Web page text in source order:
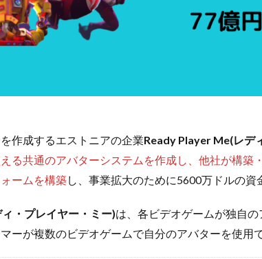
作成するエストニアの企業Ready Player Me(レデ
る共通のアバターシステムを作成し、他社が構築
ームを構築し、事業拡大のために5600万ドルの資
・プレイヤー・ミー)は、各ビデオゲームが独自
ーが複数のビデオゲームで自分のアバターを使用